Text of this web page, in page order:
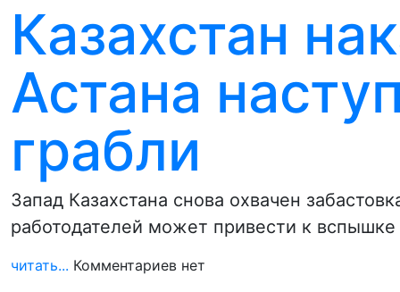
Казахстан
Астана
грабли
Запад Казахстана снова охвачен
работодателей может привести к
читать... Комментариев нет